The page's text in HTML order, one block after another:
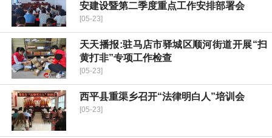
安建设暨第二季度重点工作安排部署会
[05-23]
天天播报:驻马店市驿城区顺河街道开展“扫
黄打非”专项工作检查
[05-23]
西平县重渠乡召开“法律明白人”培训会
[05-23]